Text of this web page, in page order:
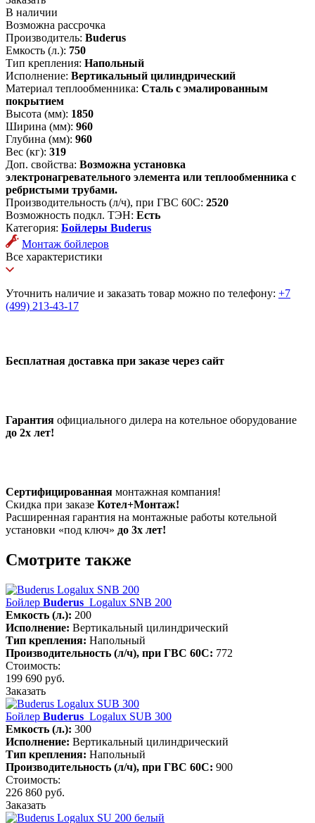
В наличии
Возможна рассрочка
Производитель: Buderus
Емкость (л.): 750
Тип крепления: Напольный
Исполнение: Вертикальный цилиндрический
Материал теплообменника: Сталь с эмалированным
покрытием
Высота (мм): 1850
Ширина (мм): 960
Глубина (мм): 960
Вес (кг): 319
Доп. свойства: Возможна установка
электронагревательного элемента или теплообменника с
ребристыми трубами.
Производительность (л/ч), при ГВС 60С: 2520
Возможность подкл. ТЭН: Есть
Категория: Бойлеры Buderus
Монтаж бойлеров
Все характеристики
Уточнить наличие и заказать товар можно по телефону: +7
(499) 213-43-17
Бесплатная доставка при заказе через сайт
Гарантия официального дилера на котельное оборудование
до 2х лет!
Сертифицированная монтажная компания!
Скидка при заказе Котел+Монтаж!
Расширенная гарантия на монтажные работы котельной
установки «под ключ» до 3х лет!
Смотрите также
Бойлер Buderus Logalux SNB 200
Емкость (л.): 200
Исполнение: Вертикальный цилиндрический
Тип крепления: Напольный
Производительность (л/ч), при ГВС 60С: 772
Стоимость:
199 690 руб.
Заказать
Бойлер Buderus Logalux SUB 300
Емкость (л.): 300
Исполнение: Вертикальный цилиндрический
Тип крепления: Напольный
Производительность (л/ч), при ГВС 60С: 900
Стоимость:
226 860 руб.
Заказать